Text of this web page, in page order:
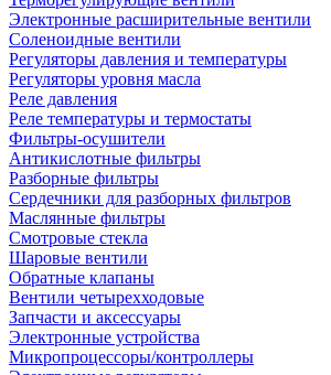
Электронные расширительные вентили
Соленоидные вентили
Регуляторы давления и температуры
Регуляторы уровня масла
Реле давления
Реле температуры и термостаты
Фильтры-осушители
Антикислотные фильтры
Разборные фильтры
Сердечники для разборных фильтров
Маслянные фильтры
Смотровые стекла
Шаровые вентили
Обратные клапаны
Вентили четырехходовые
Запчасти и аксессуары
Электронные устройства
Микропроцессоры/контроллеры